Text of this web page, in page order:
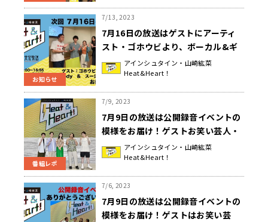
ュタイン・山崎紘菜
Heat&Heart!』
お知らせ
7/13, 2023
7月16日の放送はゲストにアーティ
スト・ゴホウビより、ボーカル&ギ
ターのcodyさんと、ボーカル&キー
ボードのスージーさんが登場！！
Heat&Heart!』
アインシュタイン・山崎紘菜
Heat&Heart！
番組レポ
7/9, 2023
7月9日の放送は公開録音イベントの
模様をお届け！ゲストお笑い芸人・
見取り図が語るアインシュタイン！
『アインシュタイン・山崎紘菜
アインシュタイン・山崎紘菜
Heat&Heart！
7/6, 2023
7月9日の放送は公開録音イベントの
模様をお届け！ゲストはお笑い芸